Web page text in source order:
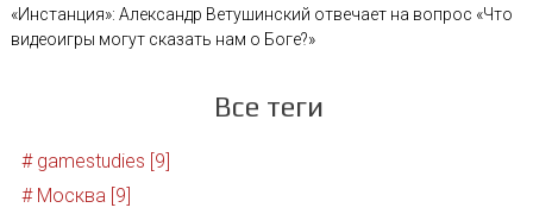
«Инстанция»: Александр Ветушинский отвечает на вопрос «Что
видеоигры могут сказать нам о Боге?»
Все теги
# gamestudies [9]
# Москва [9]